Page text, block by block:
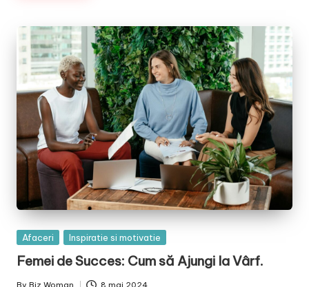
Posted
Afaceri Inspiratie si motivatie
Femei de Succes: Cum să Ajungi la Vârf.
By Biz Woman 8 mai 2024